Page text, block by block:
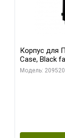
Корпус для
Case, Black
Модель: 209520